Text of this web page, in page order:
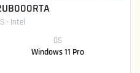
- Intel
OS
Windows 11 Pro